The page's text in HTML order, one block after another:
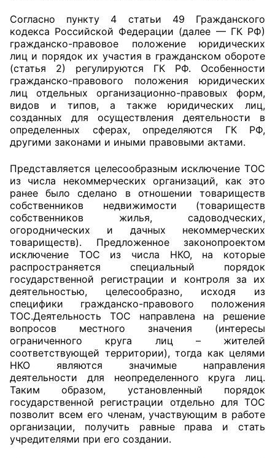
Доходы руководителя за 2024 г.
Согласно пункту 4 статьи 49 Гражданского
кодекса Российской Федерации (далее — ГК РФ)
гражданско-правовое положение юридических
лиц и порядок их участия в гражданском обороте
(статья 2) регулируются ГК РФ. Особенности
гражданско-правового положения юридических
лиц отдельных организационно-правовых форм,
видов и типов, а также юридических лиц,
созданных для осуществления деятельности в
определенных сферах, определяются ГК РФ,
другими законами и иными правовыми актами.
Представляется целесообразным исключение ТОС
из числа некоммерческих организаций, как это
ранее было сделано в отношении товариществ
собственников недвижимости (товариществ
собственников жилья, садоводческих,
огороднических и дачных некоммерческих
товариществ). Предложенное законопроектом
исключение ТОС из числа НКО, на которые
распространяется специальный порядок
государственной регистрации и контроля за их
деятельностью, целесообразно, исходя из
специфики гражданско-правового положения
ТОС.Деятельность ТОС направлена на решение
вопросов местного значения (интересы
ограниченного круга лиц – жителей
соответствующей территории), тогда как целями
НКО являются значимые направления
деятельности для неопределенного круга лиц.
Таким образом, установленный порядок
государственной регистрации отдельно для ТОС
позволит всем его членам, участвующим в работе
организации, получить равные права и стать
учредителями при его создании.